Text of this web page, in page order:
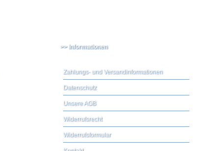
>> Informationen
Zahlungs- und Versandinformationen
Datenschutz
Unsere AGB
Widerrufsrecht
Widerrufsformular